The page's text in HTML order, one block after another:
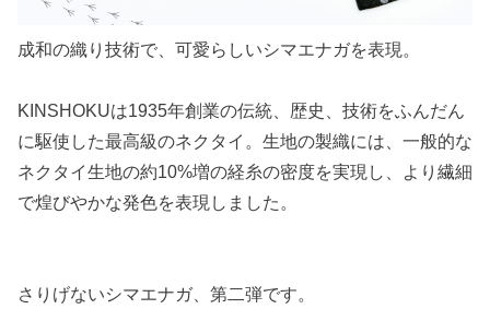
成和の織り技術で、可愛らしいシマエナガを表現。
KINSHOKUは1935年創業の伝統、歴史、技術をふんだん
に駆使した最高級のネクタイ。生地の製織には、一般的な
ネクタイ生地の約10%増の経糸の密度を実現し、より繊細
で煌びやかな発色を表現しました。
さりげないシマエナガ、第二弾です。